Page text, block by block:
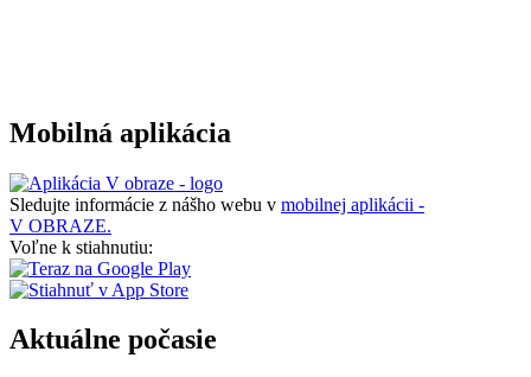
Mobilná aplikácia
Sledujte informácie z nášho webu v mobilnej aplikácii -
V OBRAZE.
Voľne k stiahnutiu:
Aktuálne počasie